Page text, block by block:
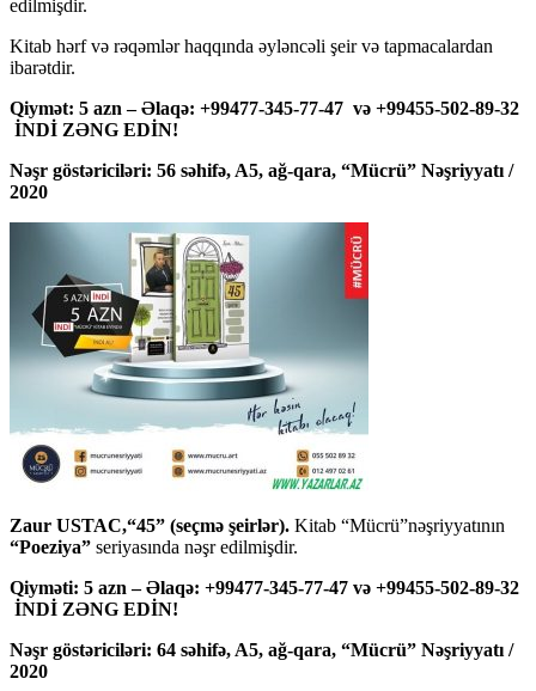
edilmişdir.
Kitab hərf və rəqəmlər haqqında əyləncəli şeir və tapmacalardan
ibarətdir.
Qiymət: 5 azn – Əlaqə: +99477-345-77-47 və +99455-502-89-32
İNDİ ZƏNG EDİN!
Nəşr göstəriciləri: 56 səhifə, A5, ağ-qara, “Mücrü” Nəşriyyatı /
2020
Zaur USTAC,“45” (seçmə şeirlər). Kitab “Mücrü”nəşriyyatının
“Poeziya” seriyasında nəşr edilmişdir.
Qiyməti: 5 azn – Əlaqə: +99477-345-77-47 və +99455-502-89-32
İNDİ ZƏNG EDİN!
Nəşr göstəriciləri: 64 səhifə, A5, ağ-qara, “Mücrü” Nəşriyyatı /
2020